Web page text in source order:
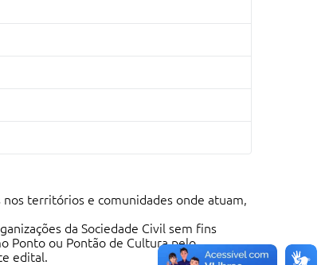
territórios e comunidades onde atuam,
da Sociedade Civil sem fins
Ponto ou Pontão de Cultura pelo
edital.